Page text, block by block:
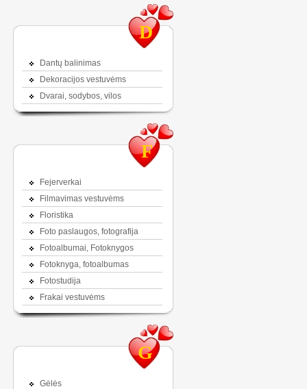
D
Dantų balinimas
Dekoracijos vestuvėms
Dvarai, sodybos, vilos
F
Fejerverkai
Filmavimas vestuvėms
Floristika
Foto paslaugos, fotografija
Fotoalbumai, Fotoknygos
Fotoknyga, fotoalbumas
Fotostudija
Frakai vestuvėms
G
Gėlės